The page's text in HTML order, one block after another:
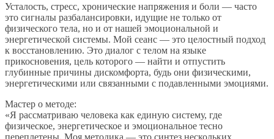
Усталость, стресс, хронические напряжения и боли — часто
это сигналы разбалансировки, идущие не только от
физического тела, но и от нашей эмоциональной и
энергетической системы. Мой сеанс — это целостный подход
к восстановлению. Это диалог с телом на языке
прикосновения, цель которого — найти и отпустить
глубинные причины дискомфорта, будь они физическими,
энергетическими или связанными с подавленными эмоциями.
Мастер о методе:
«Я рассматриваю человека как единую систему, где
физическое, энергетическое и эмоциональное тесно
переплетены. Моя методика — это синтез нескольких